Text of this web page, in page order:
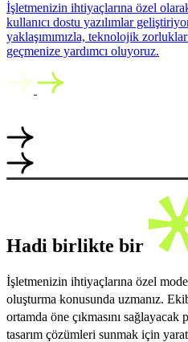
İşletmenizin ihtiyaçlarına özel
kullanıcı dostu yazılımlar
yaklaşımımızla, teknolojik
geçmenize yardımcı oluyoruz.
Hadi birlikte bir
İşletmenizin ihtiyaçlarına özel
oluşturma konusunda uzmanız.
ortamda öne çıkmasını
tasarım çözümleri sunmak için